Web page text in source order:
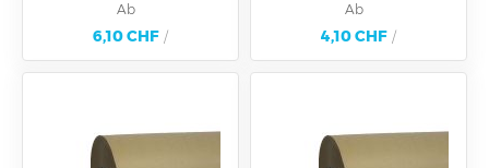
Ab
6,10 CHF /
Ab
4,10 CHF /